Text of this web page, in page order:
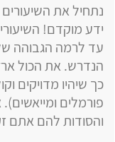
נתחיל את
ידע מוקדם!
עד לרמה הגבוהה
הנדרש. את הכול
כך שיהיו מדויקים
פורמלים
והסודות להם אתם